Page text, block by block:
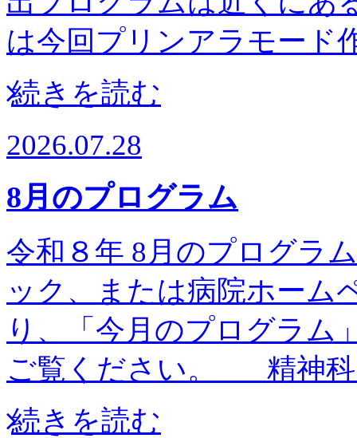
は今回プリンアラモー
続きを読む
2026.07.28
8月のプログラム
令和８年 8月のプログラ
ック、または病院ホーム
り、「今月のプログラム
ご覧ください。 精神科
続きを読む